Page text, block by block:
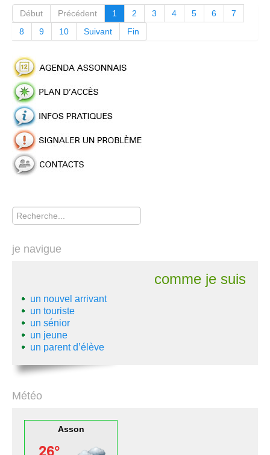
Début
Précédent 1 2 3 4 5 6
7
8
9 10 Suivant Fin
Rechercher
je navigue
comme je suis
un nouvel arrivant
un touriste
un sénior
un jeune
un parent d’élève
Météo
Asson